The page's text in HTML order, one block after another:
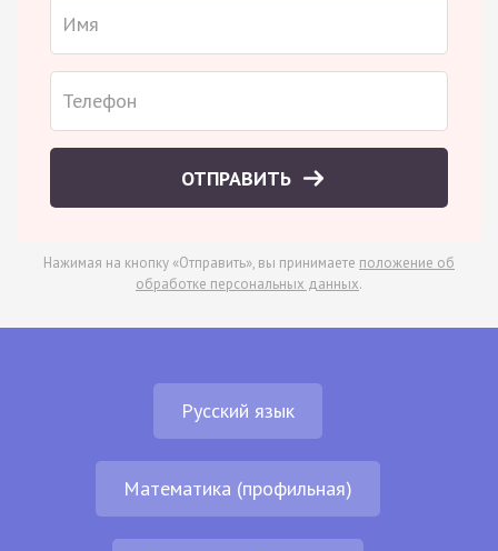
ОТПРАВИТЬ
Нажимая на кнопку «Отправить», вы принимаете положение об
обработке персональных данных.
Русский язык
Математика (профильная)